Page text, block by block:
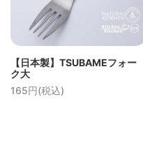
【日本製】TSUBAMEフォー
ク大
165円(税込)